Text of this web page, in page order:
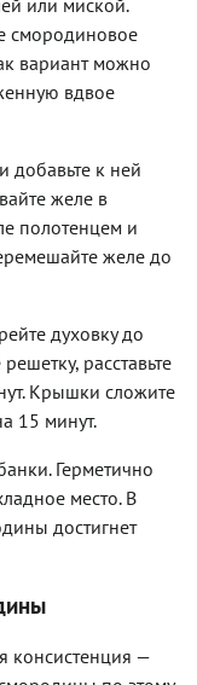
или миской.
смородиновое
вариант можно
вдвое
добавьте к ней
желе в
полотенцем и
желе до
духовку до
расставьте
Крышки сложите
15 минут.
Герметично
место. В
достигнет
консистенция —